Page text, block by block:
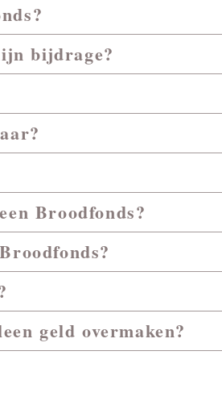
bijdrage?
Broodfonds?
geld overmaken?